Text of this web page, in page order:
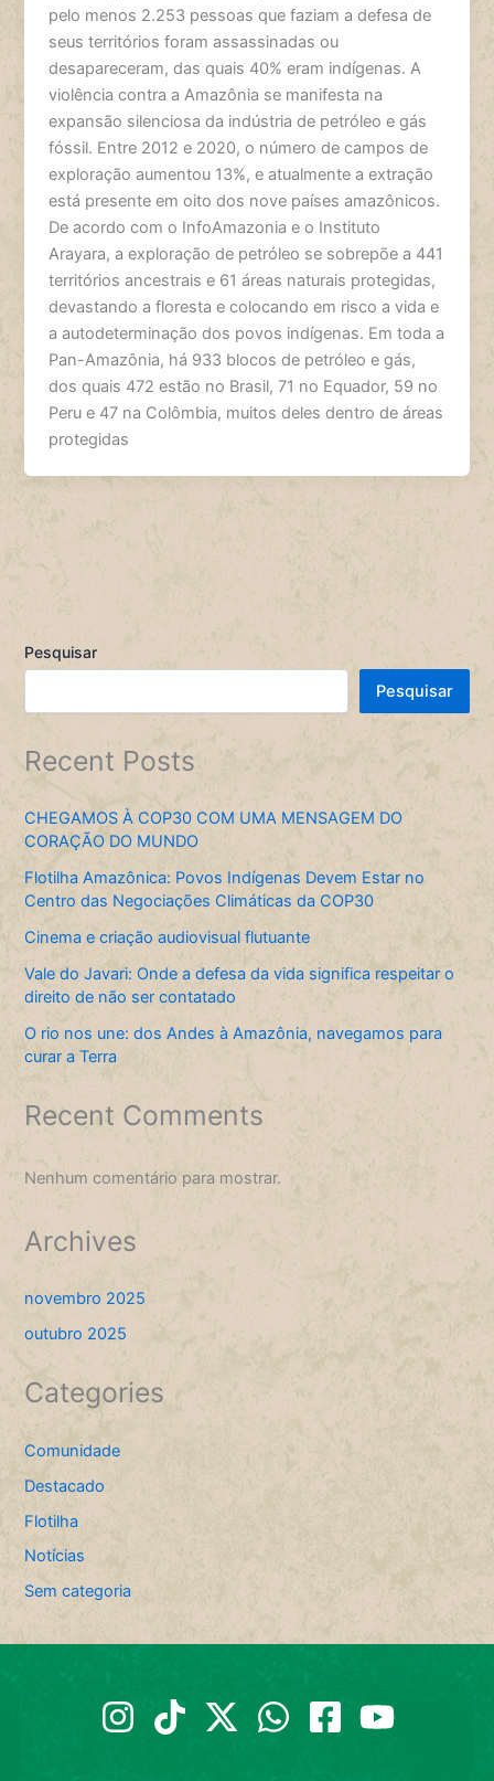
pelo menos 2.253 pessoas que faziam a defesa de
seus territórios foram assassinadas ou
desapareceram, das quais 40% eram indígenas. A
violência contra a Amazônia se manifesta na
expansão silenciosa da indústria de petróleo e gás
fóssil. Entre 2012 e 2020, o número de campos de
exploração aumentou 13%, e atualmente a extração
está presente em oito dos nove países amazônicos.
De acordo com o InfoAmazonia e o Instituto
Arayara, a exploração de petróleo se sobrepõe a 441
territórios ancestrais e 61 áreas naturais protegidas,
devastando a floresta e colocando em risco a vida e
a autodeterminação dos povos indígenas. Em toda a
Pan-Amazônia, há 933 blocos de petróleo e gás,
dos quais 472 estão no Brasil, 71 no Equador, 59 no
Peru e 47 na Colômbia, muitos deles dentro de áreas
protegidas
Pesquisar
Pesquisar
Recent Posts
CHEGAMOS À COP30 COM UMA MENSAGEM DO
CORAÇÃO DO MUNDO
Flotilha Amazônica: Povos Indígenas Devem Estar no
Centro das Negociações Climáticas da COP30
Cinema e criação audiovisual flutuante
Vale do Javari: Onde a defesa da vida significa respeitar o
direito de não ser contatado
O rio nos une: dos Andes à Amazônia, navegamos para
curar a Terra
Recent Comments
Nenhum comentário para mostrar.
Archives
novembro 2025
outubro 2025
Categories
Comunidade
Destacado
Flotilha
Notícias
Sem categoria